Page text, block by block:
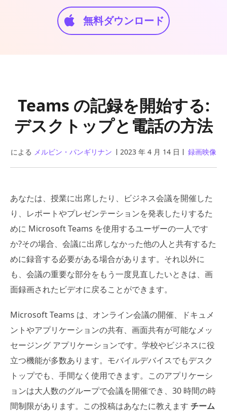
無料ダウンロード
Teams の記録を開始する:
デスクトップと電話の方法
による メルビン・パンギリナン 2023 年 4 月 14 日 録画映像
あなたは、授業に出席したり、ビジネス会議を開催した
り、レポートやプレゼンテーションを発表したりするた
めに Microsoft Teams を使用するユーザーの一人です
か?その場合、会議に出席しなかった他の人と共有するた
めに録音する必要がある場合があります。それ以外に
も、会議の重要な部分をもう一度見直したいときは、画
面録画されたビデオに戻ることができます。
Microsoft Teams は、オンライン会議の開催、ドキュメ
ントやアプリケーションの共有、画面共有が可能なメッ
セージング アプリケーションです。学校やビジネスに役
立つ機能が多数あります。モバイルデバイスでもデスク
トップでも、手間なく使用できます。このアプリケーシ
ョンは大人数のグループで会議を開催でき、30 時間の時
間制限があります。この投稿はあなたに教えます チーム